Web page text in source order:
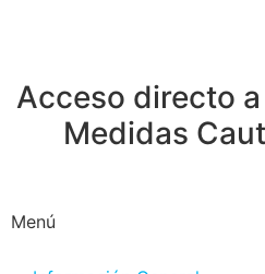
Acceso directo
Medidas
Menú